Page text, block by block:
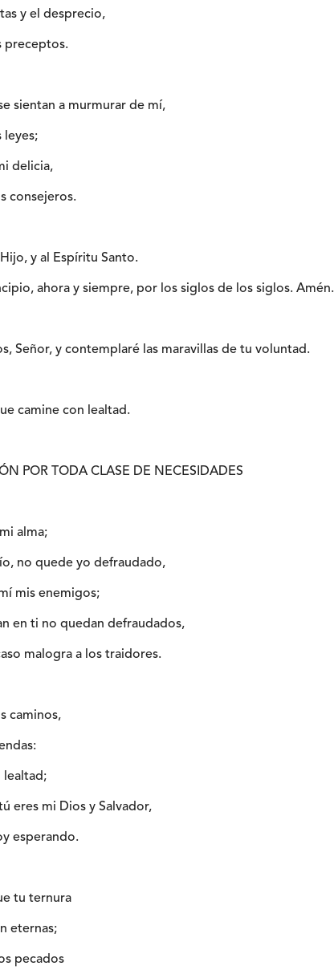
y el desprecio,
preceptos.
sientan a murmurar de mí,
leyes;
delicia,
consejeros.
y al Espíritu Santo.
ahora y siempre, por los siglos de los siglos. Amén.
Señor, y contemplaré las maravillas de tu voluntad.
camine con lealtad.
POR TODA CLASE DE NECESIDADES
alma;
no quede yo defraudado,
mis enemigos;
en ti no quedan defraudados,
malogra a los traidores.
caminos,
lealtad;
eres mi Dios y Salvador,
esperando.
tu ternura
eternas;
pecados